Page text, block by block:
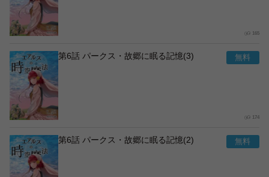
165
第6話 パークス・故郷に眠る記憶(3)
174
第6話 パークス・故郷に眠る記憶(2)